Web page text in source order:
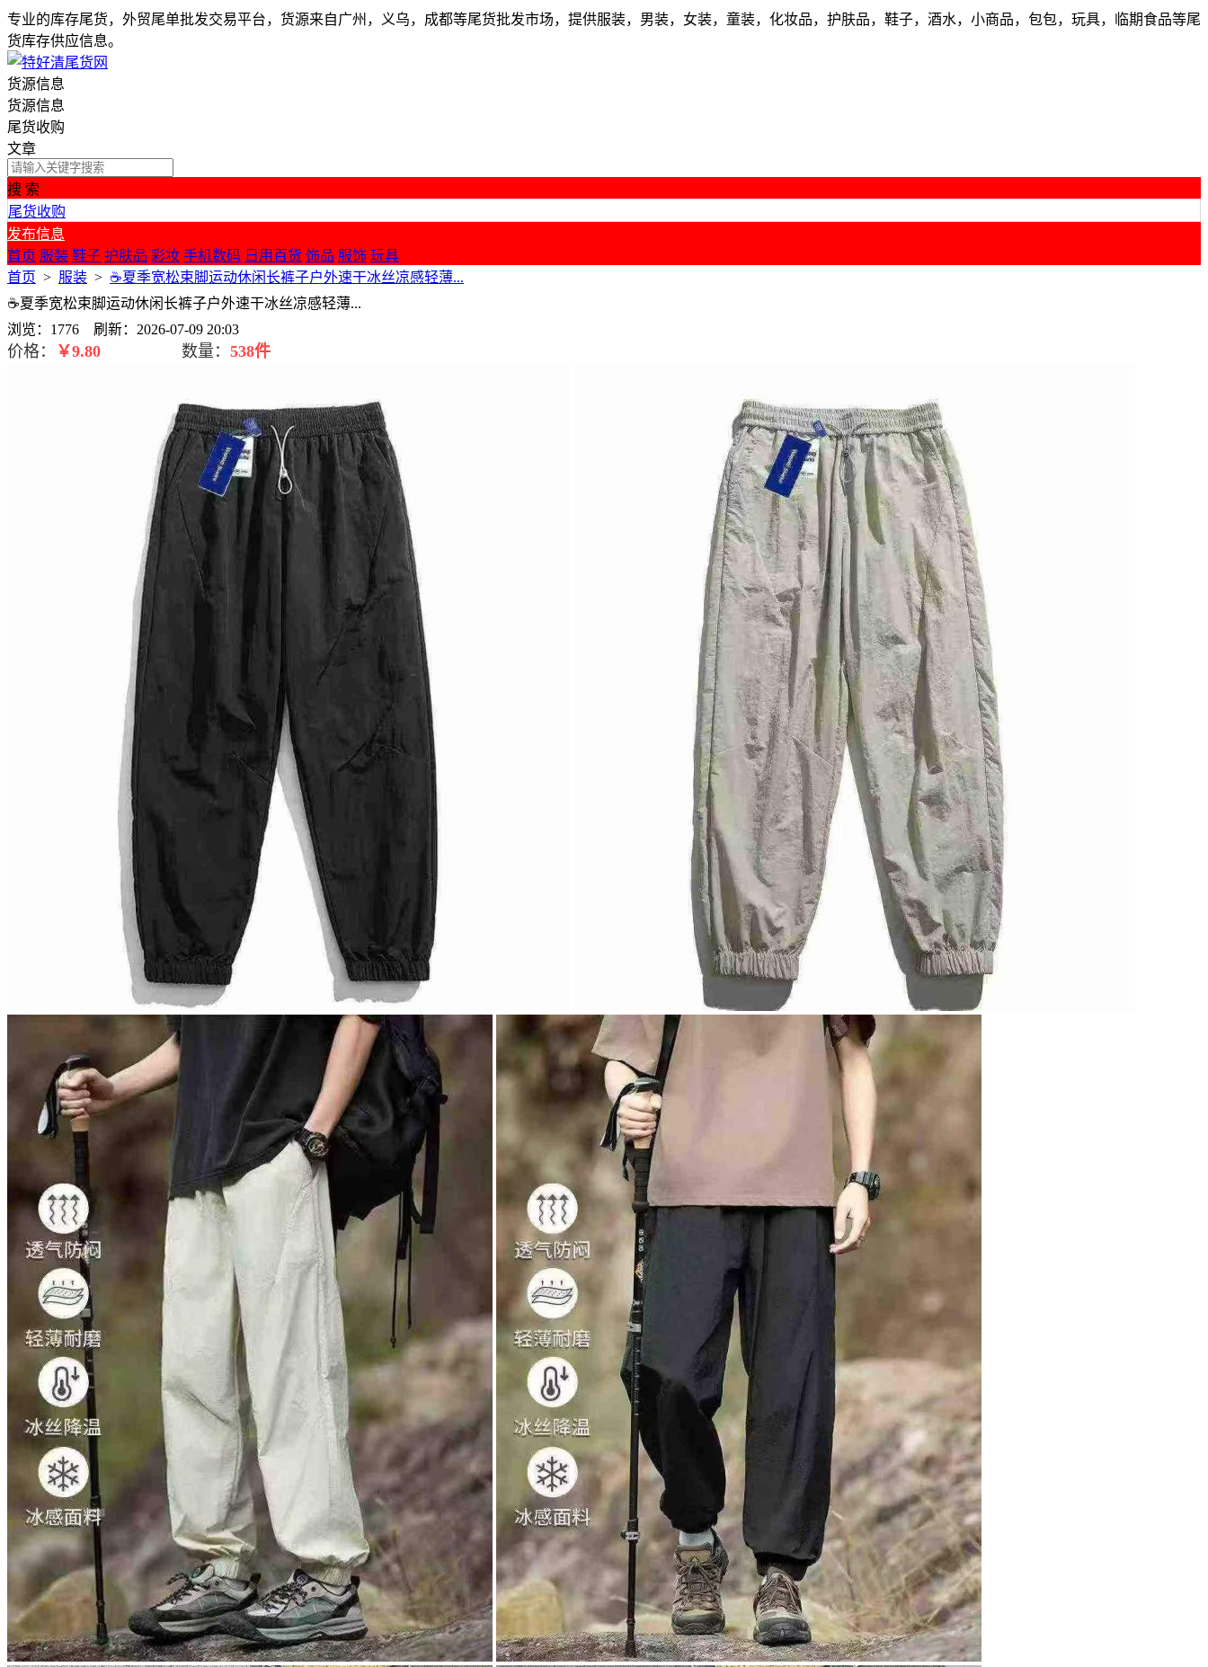
专业的库存尾货，外贸尾单批发交易平台，货源来自广州，义乌，成都等尾货批发市场，提供服装，男装，女装，童装，化妆品，护肤品，鞋子，酒水，小商品，包包，玩具，临期食品等尾
货库存供应信息。
货源信息
货源信息
尾货收购
文章
搜 索
尾货收购
发布信息
首页 服装 鞋子 护肤品 彩妆 手机数码 日用百货 饰品 服饰 玩具
首页 > 服装 > ☕️夏季宽松束脚运动休闲长裤子户外速干冰丝凉感轻薄...
☕️夏季宽松束脚运动休闲长裤子户外速干冰丝凉感轻薄...
浏览：1776 刷新：2026-07-09 20:03
价格： ￥9.80 数量： 538件